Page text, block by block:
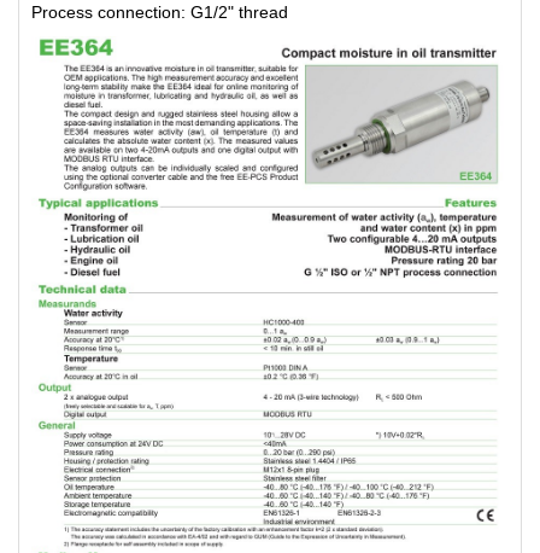
Process connection: G1/2" thread